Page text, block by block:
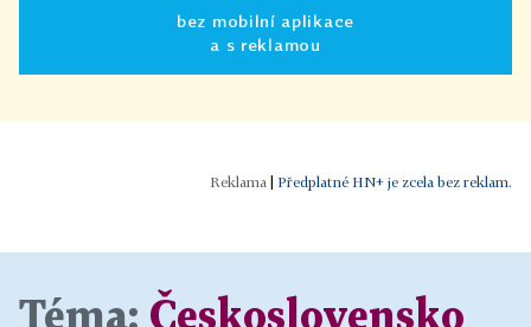
bez mobilní aplikace
a s reklamou
Předplatné HN+ je zcela bez reklam.
Téma: Československo